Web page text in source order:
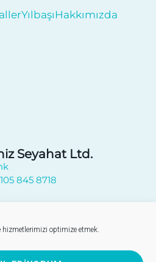
hizmetlerimizi optimize etmek.
Yılbaşı Hakkımızda
Seyahat Ltd.
845 8718